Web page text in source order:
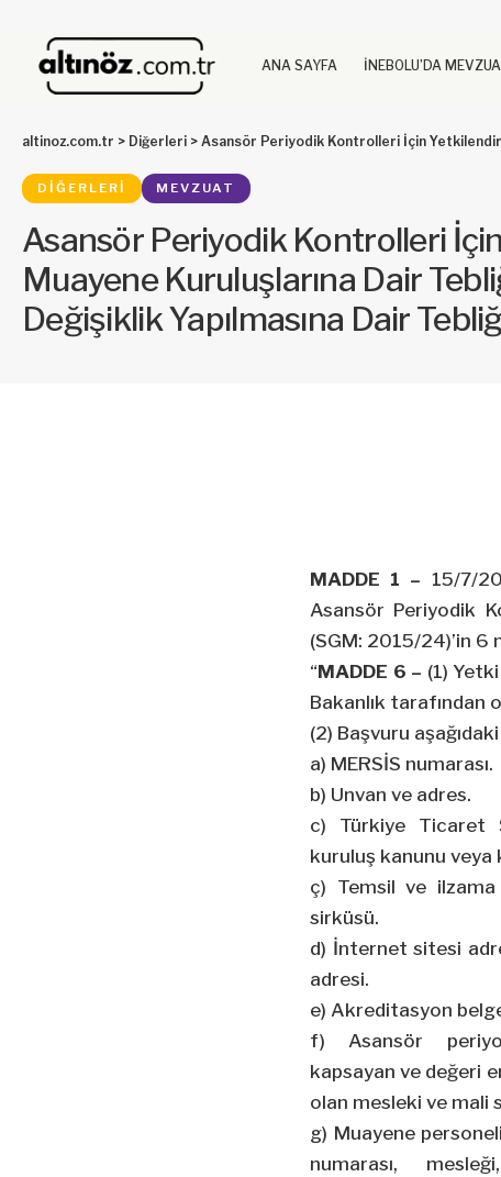
ANA SAYFA İNEBOLU’DA
altinoz.com.tr > Diğerleri > Asansör Periyodik Kontrolleri İçin Yetkilendirilecek A Tipi Muayene
DIĞERLERI MEVZUAT
Asansör Periyodik Kontrolleri
Muayene Kuruluşlarına Dair
Değişiklik Yapılmasına Dair
MADDE 1 – 15/7/
Asansör Periyodik
(SGM: 2015/24)’in 6
“MADDE 6 – (1)
Bakanlık tarafından
(2) Başvuru
a) MERSİS numarası.
b) Unvan ve adres.
c) Türkiye Ticaret
kuruluş kanunu veya
ç) Temsil ve ilzama
sirküsü.
d) İnternet sitesi
adresi.
e) Akreditasyon
f) Asansör
kapsayan ve değeri
olan mesleki ve mali
g) Muayene
numarası,